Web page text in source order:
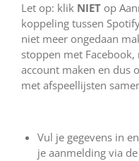
Let op: klik NIET op
koppeling tussen
niet meer ongedaan
stoppen met
account maken en dus
met afspeellijsten
Vul je gegevens in
je aanmelding via